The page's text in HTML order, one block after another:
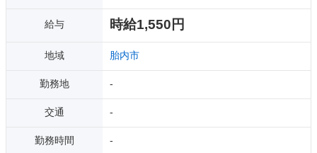
給与 時給1,550円
地域 胎内市
勤務地 -
交通 -
勤務時間 -